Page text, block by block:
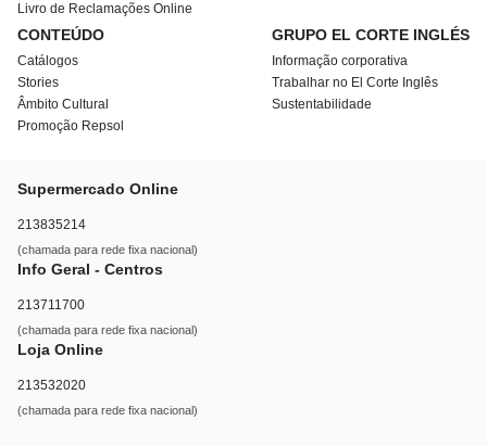
Livro de Reclamações Online
CONTEÚDO
Catálogos
Stories
Âmbito Cultural
Promoção Repsol
GRUPO EL CORTE INGLÉS
Informação corporativa
Trabalhar no El Corte Inglês
Sustentabilidade
Supermercado Online
213835214
(chamada para rede fixa nacional)
Info Geral - Centros
213711700
(chamada para rede fixa nacional)
Loja Online
213532020
(chamada para rede fixa nacional)